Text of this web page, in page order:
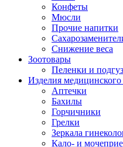
Конфеты
Мюсли
Прочие напитки
Снижение веса
Зоотовары
Пеленки и
Изделия медицинского
Аптечки
Бахилы
Горчичники
Грелки
Зеркала
Кало- и